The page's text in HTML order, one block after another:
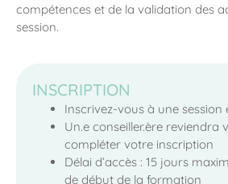
compétences et de la validation des
session.
INSCRIPTION
Inscrivez-vous à une session
Un.e conseiller.ère reviendra
compléter votre inscription
Délai d’accès : 15 jours
de début de la formation